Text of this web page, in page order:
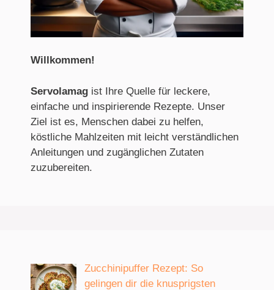
Willkommen!
Servolamag ist Ihre Quelle für leckere,
einfache und inspirierende Rezepte. Unser
Ziel ist es, Menschen dabei zu helfen,
köstliche Mahlzeiten mit leicht verständlichen
Anleitungen und zugänglichen Zutaten
zuzubereiten.
Zucchinipuffer Rezept: So
gelingen dir die knusprigsten